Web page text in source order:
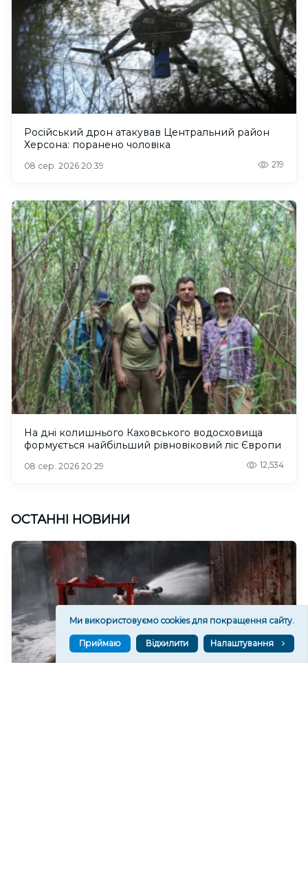
Російський дрон атакував Центральний район
Херсона: поранено чоловіка
08 сер. 2026 20:39 219
На дні колишнього Каховського водосховища
формується найбільший рівновіковий ліс Європи
08 сер. 2026 20:29 12,534
ОСТАННІ НОВИНИ
Ми використовуємо cookies для покращення сайту.
Приймаю Відхилити Налаштування